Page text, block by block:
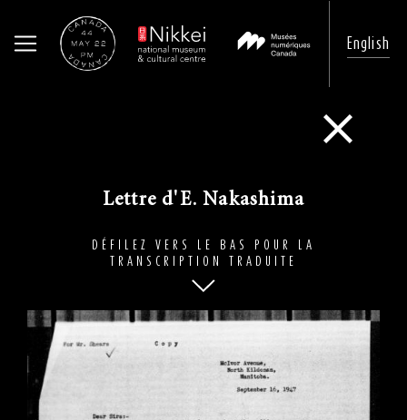
English
Lettre d'E. Nakashima
DÉFILEZ VERS LE BAS POUR LA
TRANSCRIPTION TRADUITE
Image